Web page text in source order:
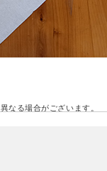
なる場合がございます。